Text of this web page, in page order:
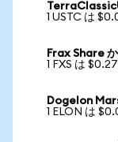
1 USTC は
Frax Share
1 FXS は
Dogelon
1 ELON は